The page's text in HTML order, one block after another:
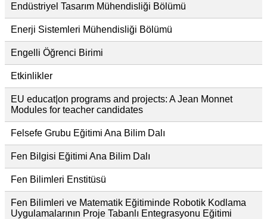
Endüstriyel Tasarım Mühendisliği Bölümü
Enerji Sistemleri Mühendisliği Bölümü
Engelli Öğrenci Birimi
Etkinlikler
EU educat|on programs and projects: A Jean Monnet
Modules for teacher candidates
Felsefe Grubu Eğitimi Ana Bilim Dalı
Fen Bilgisi Eğitimi Ana Bilim Dalı
Fen Bilimleri Enstitüsü
Fen Bilimleri ve Matematik Eğitiminde Robotik Kodlama
Uygulamalarının Proje Tabanlı Entegrasyonu Eğitimi